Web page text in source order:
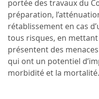
portée des travaux du
préparation,
rétablissement en cas
tous risques, en
présentent des
qui ont un potentiel
morbidité et la mortalité.